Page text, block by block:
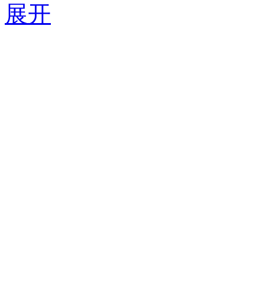
展开